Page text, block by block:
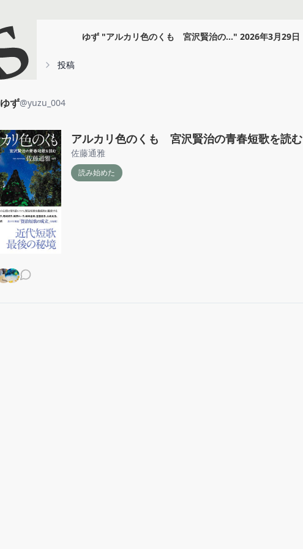
ゆず "アルカリ色のくも 宮沢賢治の..." 2026年3月29日
ゆず 投稿
ゆず@yuzu_004
アルカリ色のくも 宮沢賢治の青春短歌を読む
佐藤通雅
読み始めた